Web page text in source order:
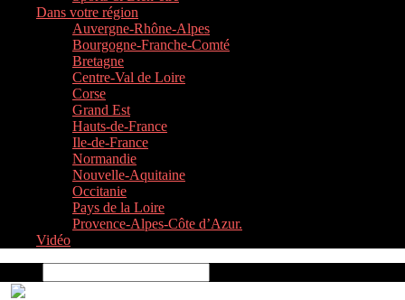
Dans votre région
Auvergne-Rhône-Alpes
Bourgogne-Franche-Comté
Bretagne
Centre-Val de Loire
Corse
Grand Est
Hauts-de-France
Ile-de-France
Normandie
Nouvelle-Aquitaine
Occitanie
Pays de la Loire
Provence-Alpes-Côte d’Azur.
Vidéo